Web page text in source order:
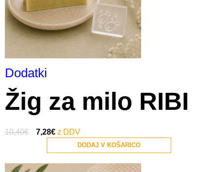
Dodatki
Žig za milo RIBI
10,40€ 7,28€
DODAJ V KOŠARICO